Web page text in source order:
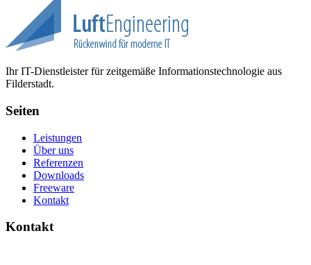
Ihr IT-Dienstleister für zeitgemäße Informationstechnologie aus
Filderstadt.
Seiten
Leistungen
Über uns
Referenzen
Downloads
Freeware
Kontakt
Kontakt